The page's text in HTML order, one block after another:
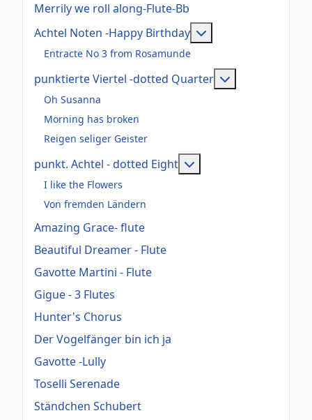
Merrily we roll along-Flute-Bb
Achtel Noten -Happy Birthday
Entracte No 3 from Rosamunde
punktierte Viertel -dotted Quarter
Oh Susanna
Morning has broken
Reigen seliger Geister
punkt. Achtel - dotted Eight
I like the Flowers
Von fremden Ländern
Amazing Grace- flute
Beautiful Dreamer - Flute
Gavotte Martini - Flute
Gigue - 3 Flutes
Hunter's Chorus
Der Vogelfänger bin ich ja
Gavotte -Lully
Toselli Serenade
Ständchen Schubert